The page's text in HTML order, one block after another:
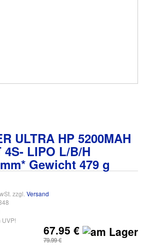
ULTRA HP 5200MAH
4S- LIPO L/B/H
Gewicht 479 g
zzgl. Versand
67.95 €
79.99 €